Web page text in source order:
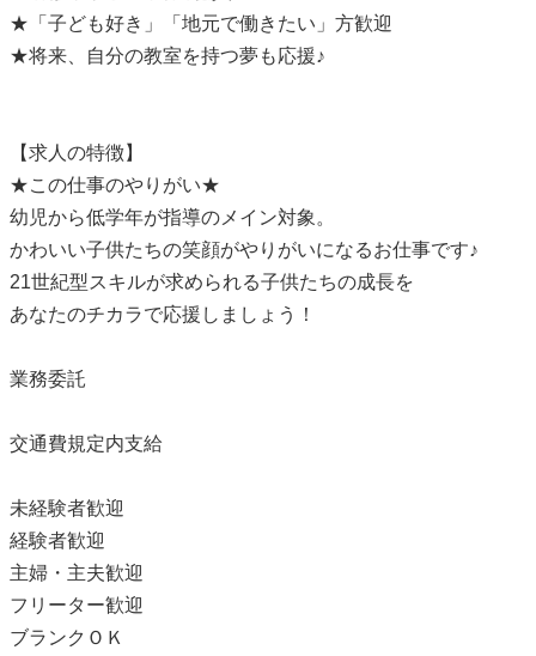
★「子ども好き」「地元で働きたい」方歓迎
★将来、自分の教室を持つ夢も応援♪
【求人の特徴】
★この仕事のやりがい★
幼児から低学年が指導のメイン対象。
かわいい子供たちの笑顔がやりがいになるお仕事です♪
21世紀型スキルが求められる子供たちの成長を
あなたのチカラで応援しましょう！
業務委託
交通費規定内支給
未経験者歓迎
経験者歓迎
主婦・主夫歓迎
フリーター歓迎
ブランクＯＫ